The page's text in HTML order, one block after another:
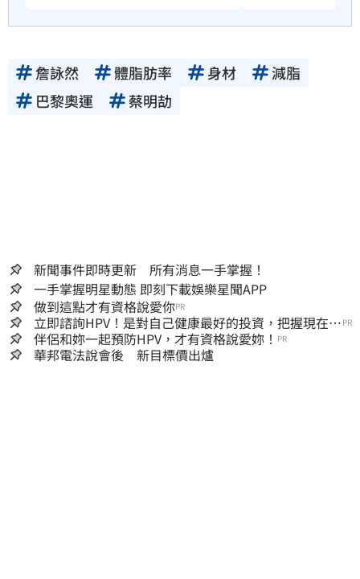
詹詠然 體脂肪率 身材
減脂
巴黎奧運
​蔡明劼
新聞事件即時更新 所有消息一手掌握！
一手掌握明星動態 即刻下載娛樂星聞APP
做到這點才有資格說愛你PR
立即諮詢HPV！是對自己健康最好的投資，把握現在不
嫌晚！
PR
伴侶和妳一起預防HPV，才有資格說愛妳！ PR
華邦電法說會後 新目標價出爐